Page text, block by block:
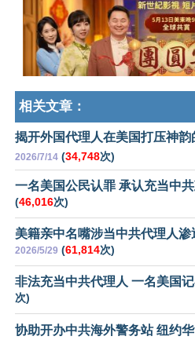
相关文章：
揭开外国代理人在美国打压神韵
2026/7/14 (34,748次)
一名美国公民认罪 承认充当中
(46,016次)
美籍亲中名嘴涉当中共代理人
2026/5/29 (61,814次)
非法充当中共代理人 一名美国
次)
协助开办中共海外警务站 纽约